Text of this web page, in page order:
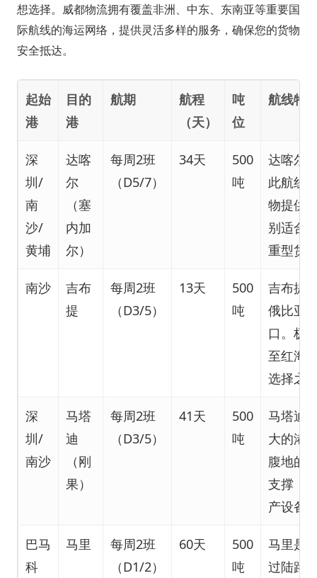
想选择。威都物流拥有覆盖非洲、中东、东南亚等重要国
际航线的海运网络，提供灵活多样的服务，确保您的货物
安全抵达。
起始
港
目的
港
航期
航程
（天）
吨
位
航线特
深
圳/
南
沙/
黄埔
达喀
尔
（塞
内加
尔）
每周2班
（D5/7）
34天
500
吨
达喀尔
此航线
物提供
别适合
重型货
南沙
吉布
提
每周2班
（D3/5）
13天
500
吨
吉布提
俄比亚
口。极
至红海
选择之
深
圳/
南沙
马塔
迪
（刚
果）
每周2班
（D3/5）
41天
500
吨
马塔迪
大的港
腹地的
支撑，
产设备
巴马
科
马里
每周2班
（D1/2）
60天
500
吨
马里是
过陆路